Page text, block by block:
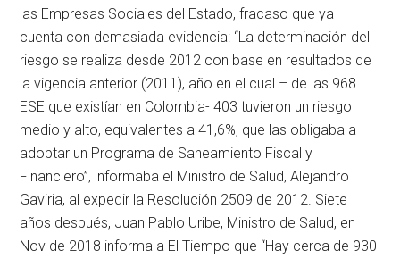
las Empresas Sociales del Estado, fracaso que ya
cuenta con demasiada evidencia: “La determinación del
riesgo se realiza desde 2012 con base en resultados de
la vigencia anterior (2011), año en el cual – de las 968
ESE que existían en Colombia- 403 tuvieron un riesgo
medio y alto, equivalentes a 41,6%, que las obligaba a
adoptar un Programa de Saneamiento Fiscal y
Financiero”, informaba el Ministro de Salud, Alejandro
Gaviria, al expedir la Resolución 2509 de 2012. Siete
años después, Juan Pablo Uribe, Ministro de Salud, en
Nov de 2018 informa a El Tiempo que “Hay cerca de 930